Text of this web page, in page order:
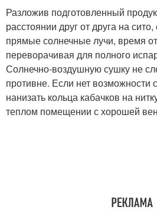
Разложив подготовленный
расстоянии друг от друга на
прямые солнечные лучи, время
переворачивая для полного
Солнечно-воздушную сушку не
противне. Если нет возможности
нанизать кольца кабачков на
теплом помещении с хорошей